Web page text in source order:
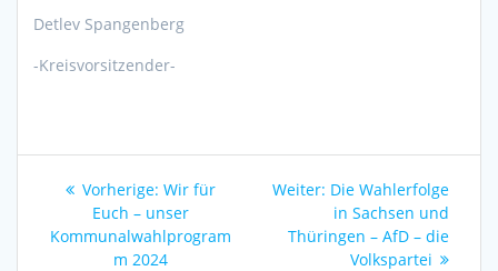
Detlev Spangenberg
-Kreisvorsitzender-
Beitragsnavigation
Vorherige: Vorheriger
Beitrag:
Wir für
Euch – unser
Kommunalwahlprogram
m 2024
Weiter: Nächster
Beitrag:
Die Wahlerfolge
in Sachsen und
Thüringen – AfD – die
Volkspartei